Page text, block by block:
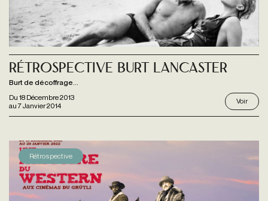
Du 18 Décembre 2013
au7 Janvier 2014
Rétrospective Burt Lancaster
Burt de décoffrage...
Voir
Rétrospective